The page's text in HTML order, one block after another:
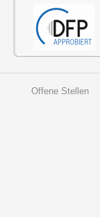
Offene Stellen